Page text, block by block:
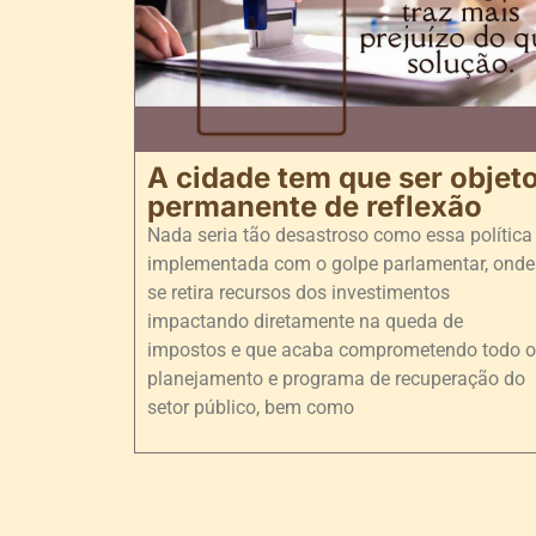
A cidade tem que ser
permanente de reflexão
Nada seria tão desastroso como essa política
implementada com o golpe parlamentar, onde
se retira recursos dos investimentos
impactando diretamente na queda de
impostos e que acaba comprometendo todo o
planejamento e programa de recuperação do
setor público, bem como